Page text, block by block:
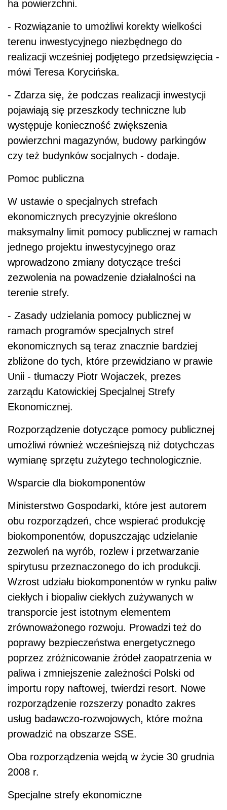
ha powierzchni.
- Rozwiązanie to umożliwi korekty wielkości
terenu inwestycyjnego niezbędnego do
realizacji wcześniej podjętego przedsięwzięcia -
mówi Teresa Korycińska.
- Zdarza się, że podczas realizacji inwestycji
pojawiają się przeszkody techniczne lub
występuje konieczność zwiększenia
powierzchni magazynów, budowy parkingów
czy też budynków socjalnych - dodaje.
Pomoc publiczna
W ustawie o specjalnych strefach
ekonomicznych precyzyjnie określono
maksymalny limit pomocy publicznej w ramach
jednego projektu inwestycyjnego oraz
wprowadzono zmiany dotyczące treści
zezwolenia na powadzenie działalności na
terenie strefy.
- Zasady udzielania pomocy publicznej w
ramach programów specjalnych stref
ekonomicznych są teraz znacznie bardziej
zbliżone do tych, które przewidziano w prawie
Unii - tłumaczy Piotr Wojaczek, prezes
zarządu Katowickiej Specjalnej Strefy
Ekonomicznej.
Rozporządzenie dotyczące pomocy publicznej
umożliwi również wcześniejszą niż dotychczas
wymianę sprzętu zużytego technologicznie.
Wsparcie dla biokomponentów
Ministerstwo Gospodarki, które jest autorem
obu rozporządzeń, chce wspierać produkcję
biokomponentów, dopuszczając udzielanie
zezwoleń na wyrób, rozlew i przetwarzanie
spirytusu przeznaczonego do ich produkcji.
Wzrost udziału biokomponentów w rynku paliw
ciekłych i biopaliw ciekłych zużywanych w
transporcie jest istotnym elementem
zrównoważonego rozwoju. Prowadzi też do
poprawy bezpieczeństwa energetycznego
poprzez zróżnicowanie źródeł zaopatrzenia w
paliwa i zmniejszenie zależności Polski od
importu ropy naftowej, twierdzi resort. Nowe
rozporządzenie rozszerzy ponadto zakres
usług badawczo-rozwojowych, które można
prowadzić na obszarze SSE.
Oba rozporządzenia wejdą w życie 30 grudnia
2008 r.
Specjalne strefy ekonomiczne